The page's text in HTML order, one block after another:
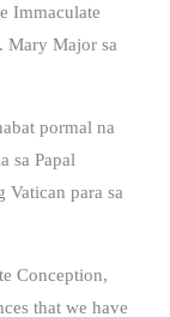
Immaculate
Mary‭ ‬Major sa
pormal na
sa Papal
para sa
Conception,
that we have